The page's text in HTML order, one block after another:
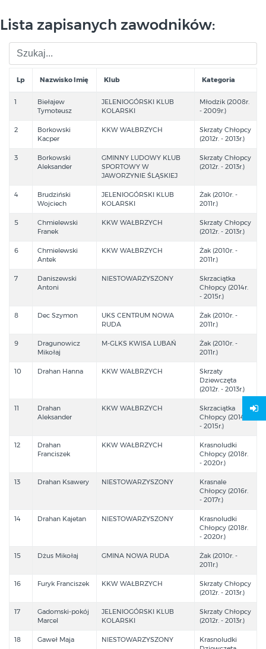
Lista zapisanych zawodników:
Lp Nazwisko Imię Klub Kategoria
1
Biełajew
Tymoteusz
JELENIOGÓRSKI KLUB
KOLARSKI
Młodzik (2008r.
- 2009r.)
2
Borkowski
Kacper
KKW WAŁBRZYCH
Skrzaty Chłopcy
(2012r. - 2013r.)
3
Borkowski
Aleksander
GMINNY LUDOWY KLUB
SPORTOWY W
JAWORZYNIE ŚLĄSKIEJ
Skrzaty Chłopcy
(2012r. - 2013r.)
4
Brudziński
Wojciech
JELENIOGÓRSKI KLUB
KOLARSKI
Żak (2010r. -
2011r.)
5
Chmielewski
Franek
KKW WAŁBRZYCH
Skrzaty Chłopcy
(2012r. - 2013r.)
6
Chmielewski
Antek
KKW WAŁBRZYCH
Żak (2010r. -
2011r.)
7
Daniszewski
Antoni
NIESTOWARZYSZONY
Skrzaciątka
Chłopcy (2014r.
- 2015r.)
8 Dec Szymon
UKS CENTRUM NOWA
RUDA
Żak (2010r. -
2011r.)
9
Dragunowicz
Mikołaj
M-GLKS KWISA LUBAŃ
Żak (2010r. -
2011r.)
10 Drahan Hanna KKW WAŁBRZYCH
Skrzaty
Dziewczęta
(2012r. - 2013r.)
11
Drahan
Aleksander
KKW WAŁBRZYCH
Skrzaciątka
Chłopcy (2014r.
- 2015r.)
12
Drahan
Franciszek
KKW WAŁBRZYCH
Krasnoludki
Chłopcy (2018r.
- 2020r.)
13 Drahan Ksawery NIESTOWARZYSZONY
Krasnale
Chłopcy (2016r.
- 2017r.)
14 Drahan Kajetan NIESTOWARZYSZONY
Krasnoludki
Chłopcy (2018r.
- 2020r.)
15 Dżus Mikołaj GMINA NOWA RUDA
Żak (2010r. -
2011r.)
16 Furyk Franciszek KKW WAŁBRZYCH
Skrzaty Chłopcy
(2012r. - 2013r.)
17
Gadomski-pokój
Marcel
JELENIOGÓRSKI KLUB
KOLARSKI
Skrzaty Chłopcy
(2012r. - 2013r.)
18 Gaweł Maja NIESTOWARZYSZONY
Krasnoludki